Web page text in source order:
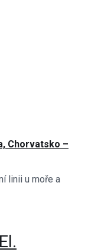
Chorvatsko –
linii u moře a
El.